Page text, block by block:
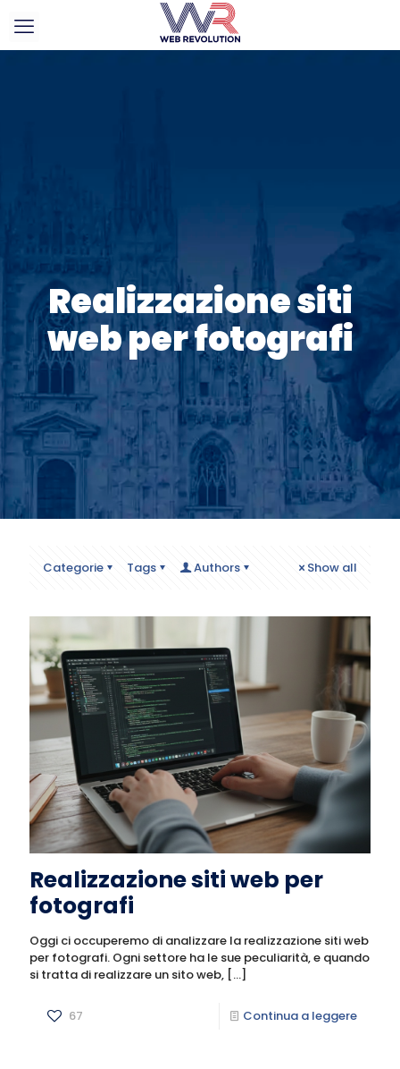
Realizzazione siti
web per fotografi
Categorie Tags Authors Show all
Realizzazione siti web per
fotografi
Oggi ci occuperemo di analizzare la realizzazione siti web
per fotografi. Ogni settore ha le sue peculiarità, e quando
si tratta di realizzare un sito web, […]
67 Continua a leggere